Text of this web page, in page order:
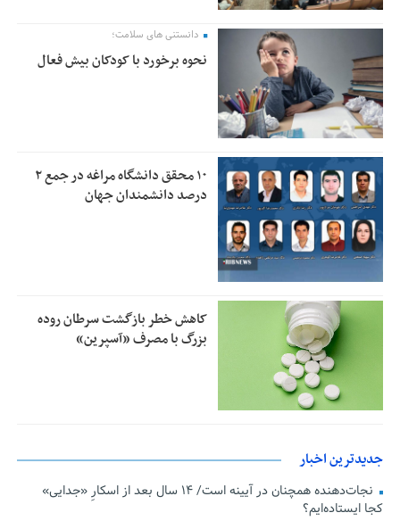
دانستنی های سلامت؛
نحوه برخورد با کودکان بیش فعال
۱۰ محقق دانشگاه مراغه در جمع ۲
درصد دانشمندان جهان
کاهش خطر بازگشت سرطان روده
بزرگ با مصرف «آسپرین»
جدیدترین اخبار
نجات‌دهنده‌ همچنان در آیینه است/ ۱۴ سال بعد از اسکارِ «جدایی»
کجا ایستاده‌ایم؟